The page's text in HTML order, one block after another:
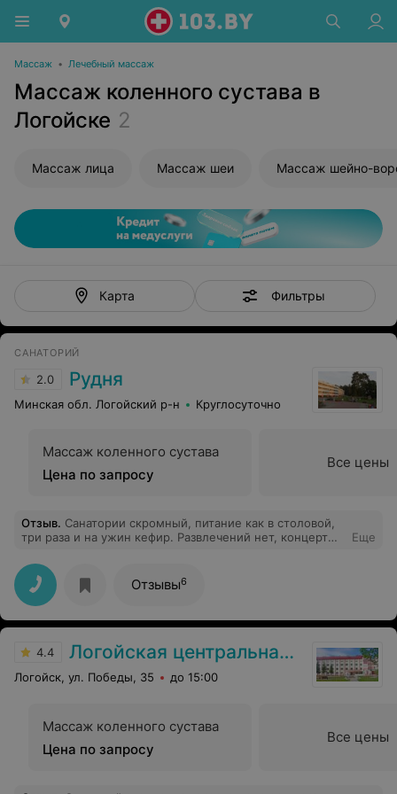
Массаж • Лечебный массаж
Массаж коленного сустава в
Логойске 2
Массаж лица Массаж шеи
Карта Фильтры
САНАТОРИЙ
2.0 Рудня
Минская обл. Логойский р-н Круглосуточно
Массаж коленного сустава
Цена по запросу
Все цены
Отзыв. Санатории скромный, питание как в столовой,
три раза и на ужин кефир. Развлечений нет, концерт
хотя убирали каждый день. Лечение не было
качественно предоставлено. Не советую!
Еще
Отзывы6
4.4 Логойская центральная районная больница
Логойск, ул. Победы, 35 до 15:00
Массаж коленного сустава
Цена по запросу
Все цены